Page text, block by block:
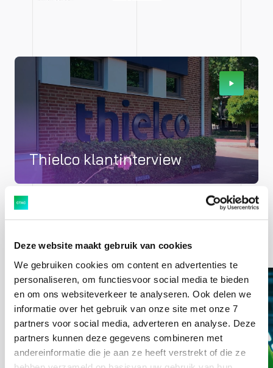
Deze website maakt gebruik van cookies
We gebruiken cookies om content en advertenties te
personaliseren, om functiesvoor social media te bieden
en om ons websiteverkeer te analyseren. Ook delen we
informatie over het gebruik van onze site met onze 7
partners voor social media, adverteren en analyse. Deze
partners kunnen deze gegevens combineren met
andereinformatie die je aan ze heeft verstrekt of die ze
Thielco klantinterview